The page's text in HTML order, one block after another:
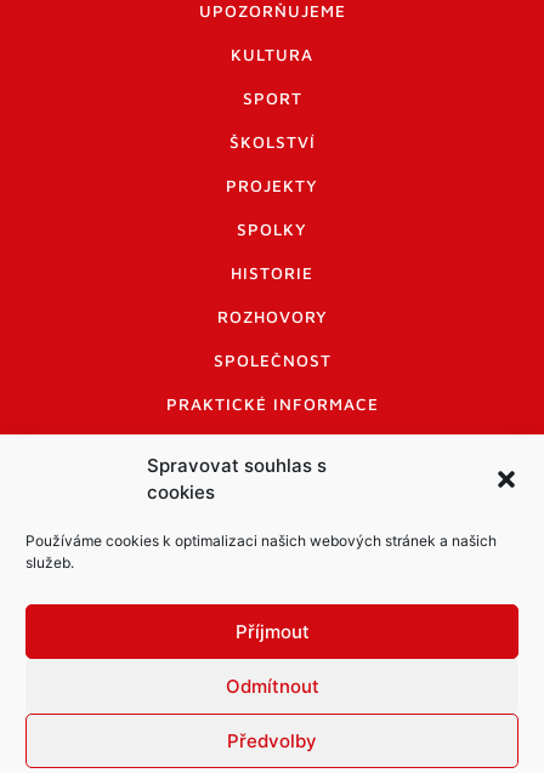
Spravovat souhlas s
cookies
Používáme cookies k optimalizaci našich webových stránek a našich
služeb.
Příjmout
Odmítnout
Předvolby
UPOZORŇUJEME
KULTURA
SPORT
ŠKOLSTVÍ
PROJEKTY
SPOLKY
HISTORIE
ROZHOVORY
SPOLEČNOST
PRAKTICKÉ INFORMACE
INFORMACE A KODEX DISKUTUJÍCÍCH
LOGO A LOGO MANUÁL
© Město Mníšek pod Brdy
Informace o zpracování osobních údajů